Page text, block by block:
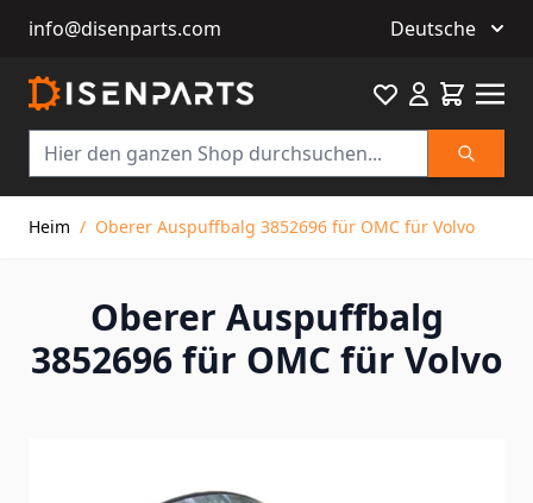
info@disenparts.com Deutsche
Suche
Favourite
Heim / Oberer Auspuffbalg 3852696 für OMC für Volvo
Oberer Auspuffbalg
3852696 für OMC für Volvo